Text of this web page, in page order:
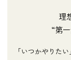
理
“第
「いつかやりた